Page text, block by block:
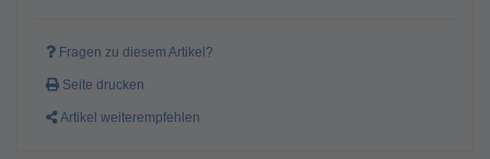
Fragen zu diesem Artikel?
Seite drucken
Artikel weiterempfehlen